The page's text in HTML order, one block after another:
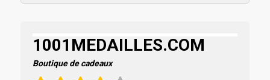
1001MEDAILLES.COM
Boutique de cadeaux